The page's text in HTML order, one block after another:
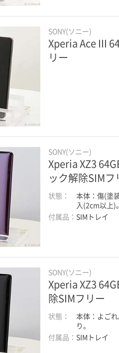
SONY(ソニー)
Xperia Ace III
リー
SONY(ソニー)
Xperia XZ3
ック解除SIMフ
状態：
本体：傷(塗
入(2cm以上)
付属品： SIMトレイ
SONY(ソニー)
Xperia XZ3
除SIMフリー
状態：
本体：よご
り。
付属品： SIMトレイ